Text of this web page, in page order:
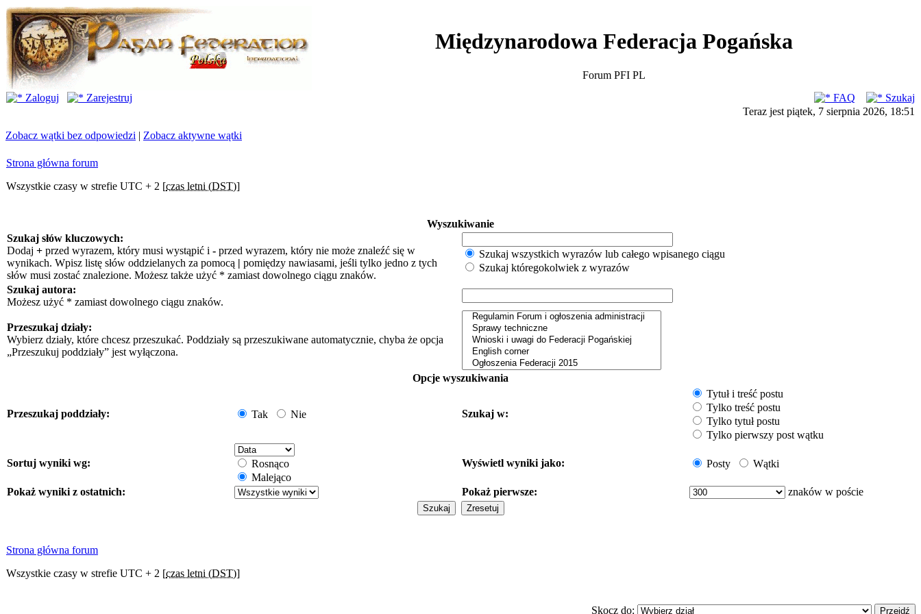
Międzynarodowa Federacja Pogańska
Forum PFI PL
Zaloguj
Zarejestruj FAQ
Szukaj
Teraz jest piątek, 7 sierpnia 2026, 18:51
Zobacz wątki bez odpowiedzi | Zobacz aktywne wątki
Strona główna forum
Wszystkie czasy w strefie UTC + 2 [czas letni (DST)]
Wyszukiwanie
Szukaj słów kluczowych:
Dodaj + przed wyrazem, który musi wystąpić i - przed wyrazem, który nie może znaleźć się w
wynikach. Wpisz listę słów oddzielanych za pomocą | pomiędzy nawiasami, jeśli tylko jedno z tych
słów musi zostać znalezione. Możesz także użyć * zamiast dowolnego ciągu znaków.
Szukaj wszystkich wyrazów lub całego wpisanego ciągu
Szukaj któregokolwiek z wyrazów
Szukaj autora:
Możesz użyć * zamiast dowolnego ciągu znaków.
Przeszukaj działy:
Wybierz działy, które chcesz przeszukać. Poddziały są przeszukiwane automatycznie, chyba że opcja
„Przeszukuj poddziały” jest wyłączona.
Opcje wyszukiwania
Przeszukaj poddziały: Tak Nie Szukaj w:
Tytuł i treść postu
Tylko treść postu
Tylko tytuł postu
Tylko pierwszy post wątku
Sortuj wyniki wg:
Rosnąco
Malejąco
Wyświetl wyniki jako: Posty Wątki
Pokaż wyniki z ostatnich: Pokaż pierwsze: znaków w poście
Strona główna forum
Wszystkie czasy w strefie UTC + 2 [czas letni (DST)]
Skocz do: